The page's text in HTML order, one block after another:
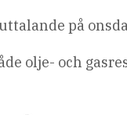
på
olje- och